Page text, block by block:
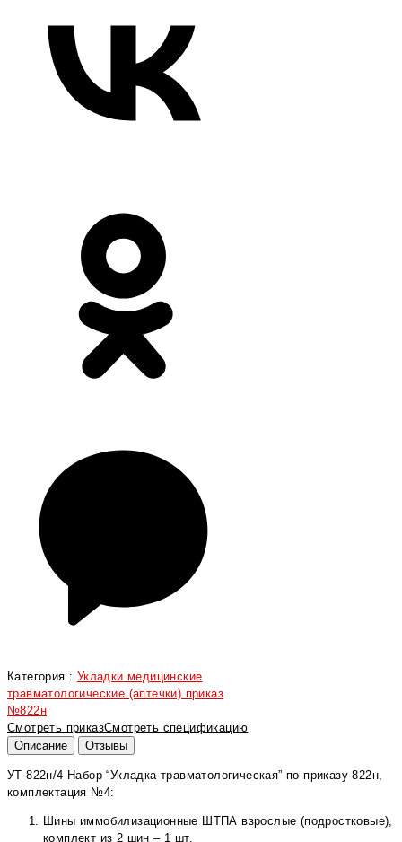
Категория : Укладки медицинские
травматологические (аптечки) приказ
№822н
Смотреть приказСмотреть спецификацию
Описание
Отзывы
УТ-822н/4 Набор “Укладка травматологическая” по приказу 822н,
комплектация №4:
Шины иммобилизационные ШТПА взрослые (подростковые),
комплект из 2 шин – 1 шт.